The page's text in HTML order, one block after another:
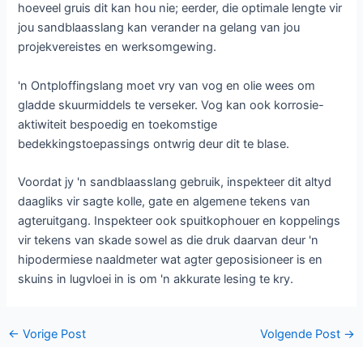
hoeveel gruis dit kan hou nie; eerder, die optimale lengte vir
jou sandblaasslang kan verander na gelang van jou
projekvereistes en werksomgewing.
'n Ontploffingslang moet vry van vog en olie wees om
gladde skuurmiddels te verseker. Vog kan ook korrosie-
aktiwiteit bespoedig en toekomstige
bedekkingstoepassings ontwrig deur dit te blase.
Voordat jy 'n sandblaasslang gebruik, inspekteer dit altyd
daagliks vir sagte kolle, gate en algemene tekens van
agteruitgang. Inspekteer ook spuitkophouer en koppelings
vir tekens van skade sowel as die druk daarvan deur 'n
hipodermiese naaldmeter wat agter geposisioneer is en
skuins in lugvloei in is om 'n akkurate lesing te kry.
Posnavigasie
← Vorige Post Volgende Post →